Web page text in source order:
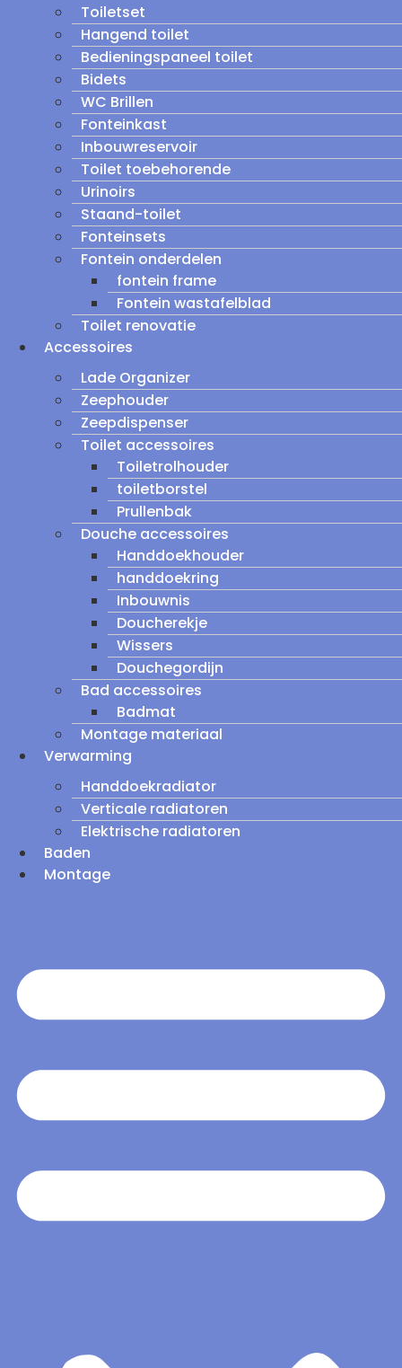
Toiletset
Hangend toilet
Bedieningspaneel toilet
Bidets
WC Brillen
Fonteinkast
Inbouwreservoir
Toilet toebehorende
Urinoirs
Staand-toilet
Fonteinsets
Fontein onderdelen
fontein frame
Fontein wastafelblad
Toilet renovatie
Accessoires
Lade Organizer
Zeephouder
Zeepdispenser
Toilet accessoires
Toiletrolhouder
toiletborstel
Prullenbak
Douche accessoires
Handdoekhouder
handdoekring
Inbouwnis
Doucherekje
Wissers
Douchegordijn
Bad accessoires
Badmat
Montage materiaal
Verwarming
Handdoekradiator
Verticale radiatoren
Elektrische radiatoren
Baden
Montage